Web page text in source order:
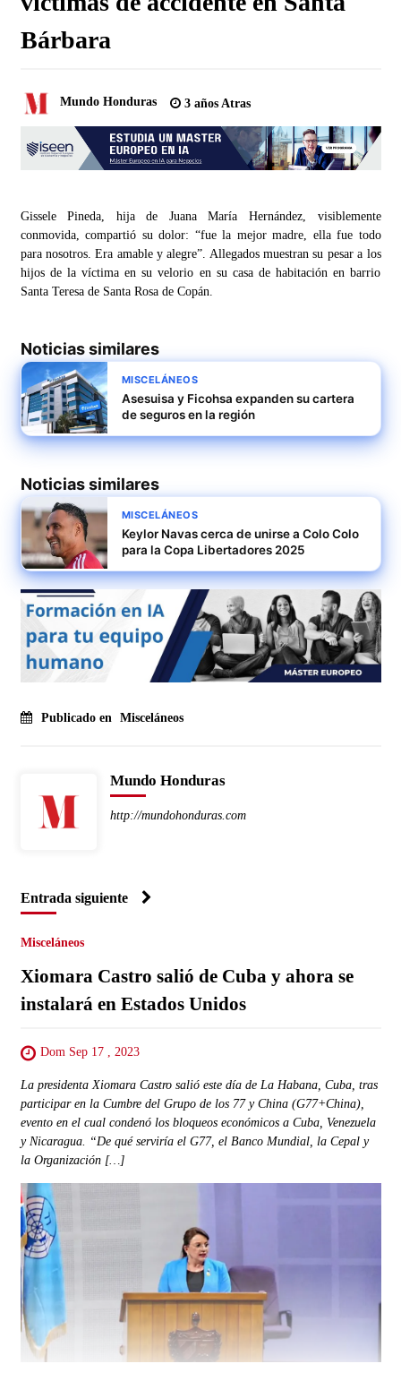
Bárbara
Mundo Honduras 3 años Atras
Gissele Pineda, hija de Juana María Hernández, visiblemente
conmovida, compartió su dolor: “fue la mejor madre, ella fue todo
para nosotros. Era amable y alegre”. Allegados muestran su pesar a los
hijos de la víctima en su velorio en su casa de habitación en barrio
Santa Teresa de Santa Rosa de Copán.
Noticias similares
MISCELÁNEOS
Asesuisa y Ficohsa expanden su cartera
de seguros en la región
Noticias similares
MISCELÁNEOS
Keylor Navas cerca de unirse a Colo Colo
para la Copa Libertadores 2025
Publicado en Misceláneos
Mundo Honduras
http://mundohonduras.com
Entrada siguiente
Misceláneos
Xiomara Castro salió de Cuba y ahora se
instalará en Estados Unidos
Dom Sep 17 , 2023
La presidenta Xiomara Castro salió este día de La Habana, Cuba, tras
participar en la Cumbre del Grupo de los 77 y China (G77+China),
evento en el cual condenó los bloqueos económicos a Cuba, Venezuela
y Nicaragua. “De qué serviría el G77, el Banco Mundial, la Cepal y
la Organización […]